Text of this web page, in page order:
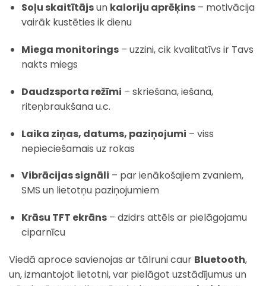
Soļu skaitītājsun kaloriju aprēķins– motivācija
vairāk kustēties ik dienu
Miega monitorings– uzzini, cik kvalitatīvs ir Tavs
nakts miegs
Daudzsporta režīmi – skriešana, iešana,
riteņbraukšana u.c.
Laika ziņas, datums, paziņojumi – viss
nepieciešamais uz rokas
Vibrācijas signāli – par ienākošajiem zvaniem,
SMS un lietotņu paziņojumiem
Krāsu TFT ekrāns– dzidrs attēls ar pielāgojamu
ciparnīcu
Viedā aproce savienojas ar tālruni caur Bluetooth,
un, izmantojot lietotni, var pielāgot uzstādījumus un